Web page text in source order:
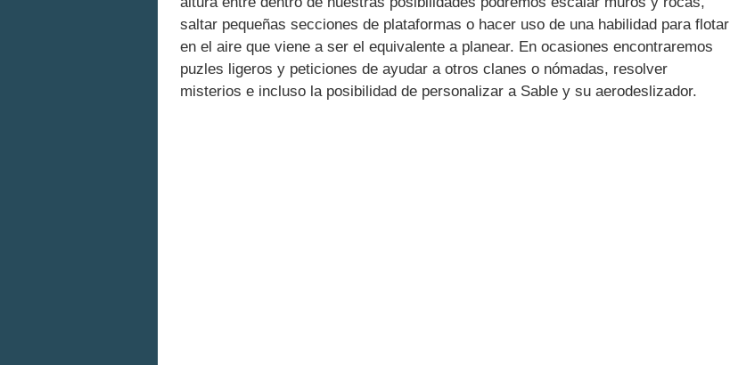
saltar pequeñas secciones de plataformas o hacer uso de una habilidad para flotar
en el aire que viene a ser el equivalente a planear. En ocasiones encontraremos
puzles ligeros y peticiones de ayudar a otros clanes o nómadas, resolver
misterios e incluso la posibilidad de personalizar a Sable y su aerodeslizador.